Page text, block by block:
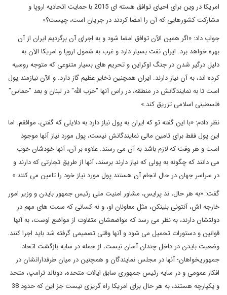
امریکا در وین برای احیای توافق هسته ای 2015 با حمایت اتحادیه اروپا و
مشارکت کشورهایی که آن را امضا کردند در جریان است، چیست؟»
جواب داد: «اگر همین الآن توافق امضا شود و به اجرای آن برگردیم ایران از آن
بهره خواهد برد. ایران نفت بسیار دارد و غرب به شمول اروپا و امریکا الآن به
دلیل درگیر شدن در جنگ اوکراین و تحریم های بسیار متنوعی که متوجه روسیه
کرده اند، به آن نیاز دارند. ایران همچنین ذخایر عظیم گاز دارد. و الآن نیازمند پول
است تا به نمایندگانش در منطقه، در راس آنها "حزب الله" در لبنان و بعد "حماس"
فلسطینی اسلامی تزریق کند.»
نظر دادم: «با این گفته تو که ایران به پول نیاز دارد به دلایلی که گفتی، موافقم. اما
این پول فقط برای تامین مالی نمایندگانش نیست، پول مورد نیاز آنها موجود
است و هر وقت که لازم باشد به آن می رسند. علاوه بر آن، آنها خودشان خوب
می دانند که چگونه به پولی که نیاز دارند برسند، آنها از طریق تجارتی که دارند و
در سراسر جهان در حال انجام آن هستند پول مورد نیاز خود را تامین می کنند.»
گفت: «به هر حال، ند پرایس، مشاور امنیت ملی رئیس جمهور بایدن و وزیر امور
خارجه اش، آنتونی بلینکن، مثل معاونان او، و نه کسانی که سمت های مهم در
دولتشان دارند، به نظر می رسد که مواضعشان متفاوت از مواضع اوست، به آنها
قوانین و دستورات تحمیل می شود و آنها وقتی تصمیمی گرفته شد باید اجرا کنند.
وضعیت بایدن در داخل چندان آسان نیست، از جمله در سایه بازگشت اتحاد
جمهوریخواهان؛ آنها در مجلس نمایندگان و همچنین در میان طرفدارانشان در
افکار عمومی و در سایه رئیس جمهوری سابق ایالات متحده، دونالد ترامپ، متحد
و یکپارچه هستند، به هر حال برای امریکا راه گریزی نیست جز این که حدود 38